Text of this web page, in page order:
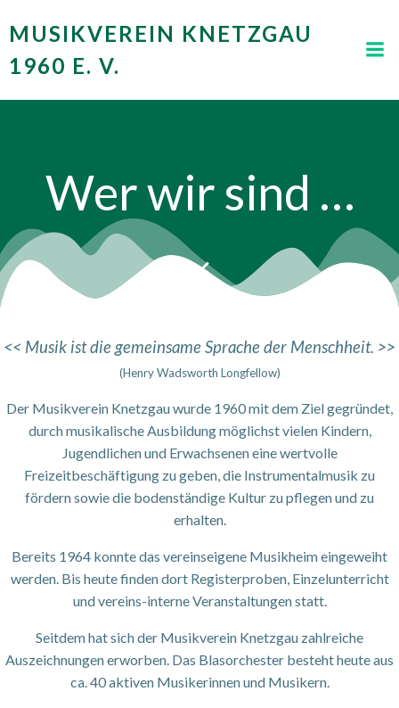
Inhalt
MUSIKVEREIN KNETZGAU
1960 E. V.
Wer wir sind …
<< Musik ist die gemeinsame Sprache der Menschheit. >>
(Henry Wadsworth Longfellow)
Der Musikverein Knetzgau wurde 1960 mit dem Ziel gegründet,
durch musikalische Ausbildung möglichst vielen Kindern,
Jugendlichen und Erwachsenen eine wertvolle
Freizeitbeschäftigung zu geben, die Instrumentalmusik zu
fördern sowie die bo­denständige Kultur zu pflegen und zu
erhalten.
Bereits 1964 konnte das vereinseigene Musik­heim eingeweiht
werden. Bis heute finden dort Registerproben, Einzelunterricht
und vereins-interne Veranstaltungen statt.
Seitdem hat sich der Musikverein Knetzgau zahlreiche
Auszeichnungen erworben. Das Blasorchester besteht heute aus
ca. 40 aktiven Musikerinnen und Musikern.